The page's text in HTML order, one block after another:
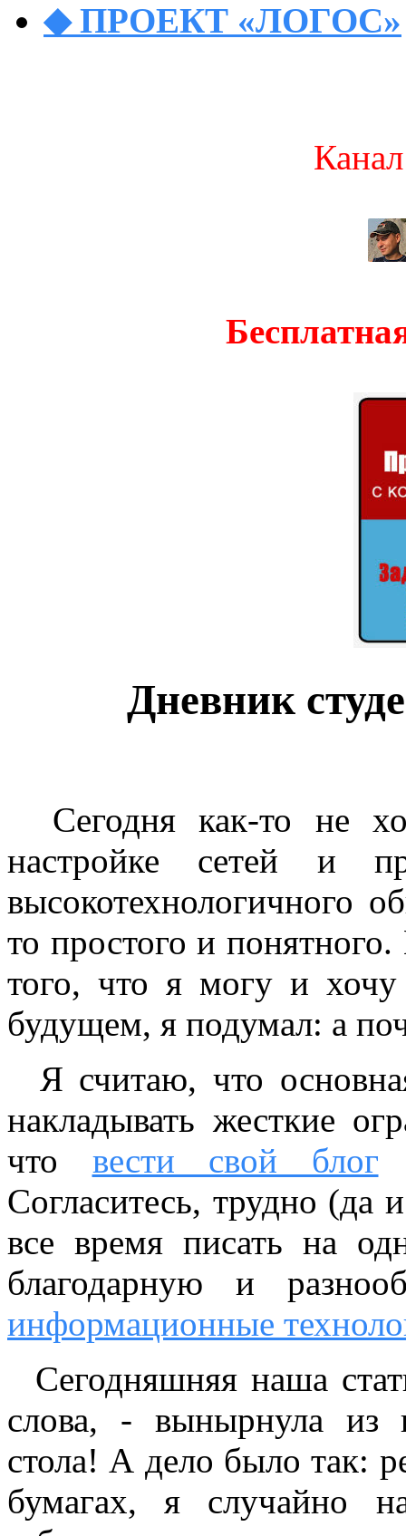
◆ ПРОЕКТ «ЛОГОС»
Дневник
Сегодня как-то не
настройке сетей и
высокотехнологичного
то простого и
того, что я могу и
будущем, я подумал: а
Я считаю, что
накладывать жесткие
что вести свой блог
Согласитесь, трудно (да
все время писать на
благодарную и
информационные
Сегодняшняя наша
слова, - вынырнула из
стола! А дело было так:
бумагах, я случайно